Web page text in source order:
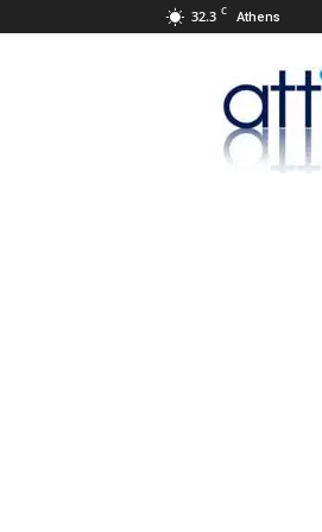
32.3 C Athens